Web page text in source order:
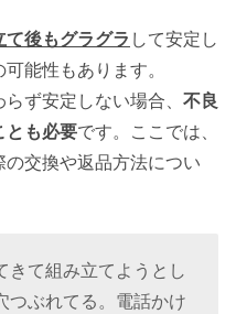
て後もグラグラ して安定し
能性もあります。
ず安定しない場合、 不良
とも必要です。ここでは、
交換や返品方法につい
きて組み立てようとし
つぶれてる。電話かけ